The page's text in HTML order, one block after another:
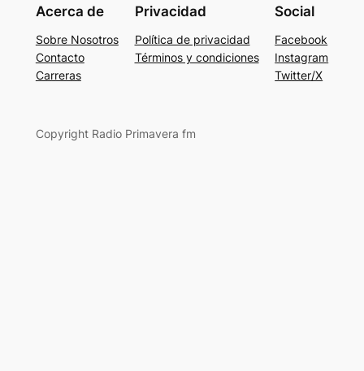
Acerca de
Sobre Nosotros
Contacto
Carreras
Privacidad
Política de privacidad
Términos y condiciones
Social
Facebook
Instagram
Twitter/X
Copyright Radio Primavera fm